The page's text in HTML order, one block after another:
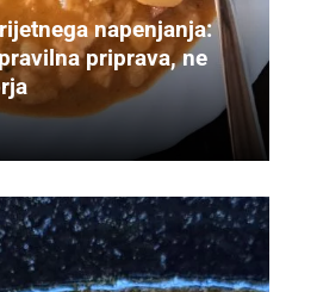
napenjanja:
priprava, ne